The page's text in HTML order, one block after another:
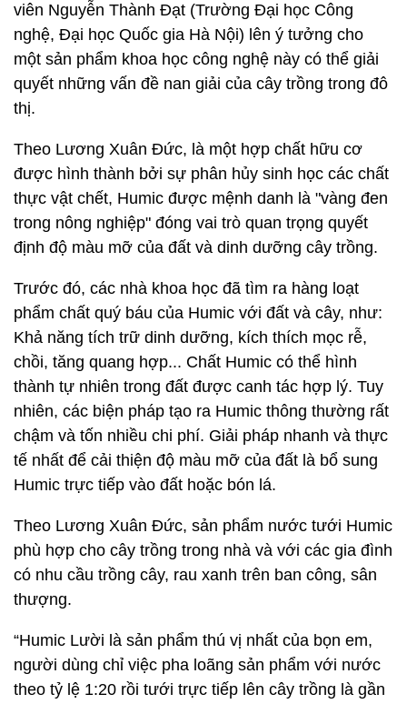
viên Nguyễn Thành Đạt (Trường Đại học Công
nghệ, Đại học Quốc gia Hà Nội) lên ý tưởng cho
một sản phẩm khoa học công nghệ này có thể giải
quyết những vấn đề nan giải của cây trồng trong đô
thị.
Theo Lương Xuân Đức, là một hợp chất hữu cơ
được hình thành bởi sự phân hủy sinh học các chất
thực vật chết, Humic được mệnh danh là "vàng đen
trong nông nghiệp" đóng vai trò quan trọng quyết
định độ màu mỡ của đất và dinh dưỡng cây trồng.
Trước đó, các nhà khoa học đã tìm ra hàng loạt
phẩm chất quý báu của Humic với đất và cây, như:
Khả năng tích trữ dinh dưỡng, kích thích mọc rễ,
chồi, tăng quang hợp... Chất Humic có thể hình
thành tự nhiên trong đất được canh tác hợp lý. Tuy
nhiên, các biện pháp tạo ra Humic thông thường rất
chậm và tốn nhiều chi phí. Giải pháp nhanh và thực
tế nhất để cải thiện độ màu mỡ của đất là bổ sung
Humic trực tiếp vào đất hoặc bón lá.
Theo Lương Xuân Đức, sản phẩm nước tưới Humic
phù hợp cho cây trồng trong nhà và với các gia đình
có nhu cầu trồng cây, rau xanh trên ban công, sân
thượng.
“Humic Lười là sản phẩm thú vị nhất của bọn em,
người dùng chỉ việc pha loãng sản phẩm với nước
theo tỷ lệ 1:20 rồi tưới trực tiếp lên cây trồng là gần